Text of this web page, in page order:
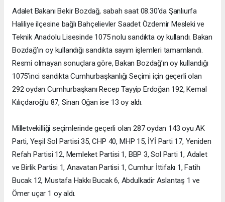
Adalet Bakanı Bekir Bozdağ, sabah saat 08.30’da Şanlıurfa
Haliliye ilçesine bağlı Bahçelievler Saadet Özdemir Mesleki ve
Teknik Anadolu Lisesinde 1075 nolu sandıkta oy kullandı. Bakan
Bozdağ’ın oy kullandığı sandıkta sayım işlemleri tamamlandı.
Resmi olmayan sonuçlara göre, Bakan Bozdağ’ın oy kullandığı
1075’inci sandıkta Cumhurbaşkanlığı Seçimi için geçerli olan
292 oydan Cumhurbaşkanı Recep Tayyip Erdoğan 192, Kemal
Kılıçdaroğlu 87, Sinan Oğan ise 13 oy aldı.
Milletvekilliği seçimlerinde geçerli olan 287 oydan 143 oyu AK
Parti, Yeşil Sol Partisi 35, CHP 40, MHP 15, İYİ Parti 17, Yeniden
Refah Partisi 12, Memleket Partisi 1, BBP 3, Sol Parti 1, Adalet
ve Birlik Partisi 1, Anavatan Partisi 1, Cumhur İttifakı 1, Fatih
Bucak 12, Mustafa Hakkı Bucak 6, Abdulkadir Aslantaş 1 ve
Ömer uçar 1 oy aldı.